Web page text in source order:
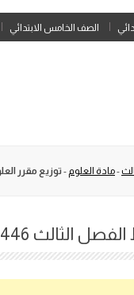
الصف الخامس الابتدائي
-مادة العلوم -توزيع مقرر
الثالث 1446